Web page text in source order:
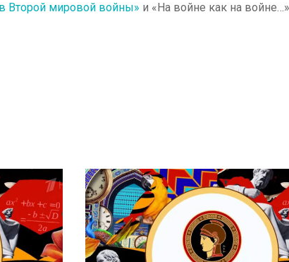
Второй мировой войны» и «На войне как на